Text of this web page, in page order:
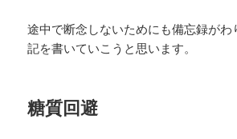
途中で断念しないためにも備忘録がわ
記を書いていこうと思います。
糖質回避